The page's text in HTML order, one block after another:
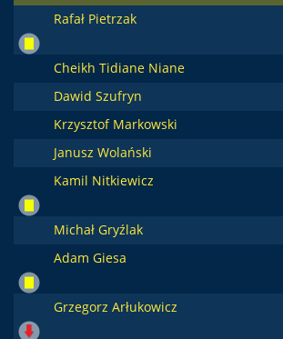
Rafał Pietrzak
Cheikh Tidiane Niane
Dawid Szufryn
Krzysztof Markowski
Janusz Wolański
Kamil Nitkiewicz
Michał Gryźlak
Adam Giesa
Grzegorz Arłukowicz